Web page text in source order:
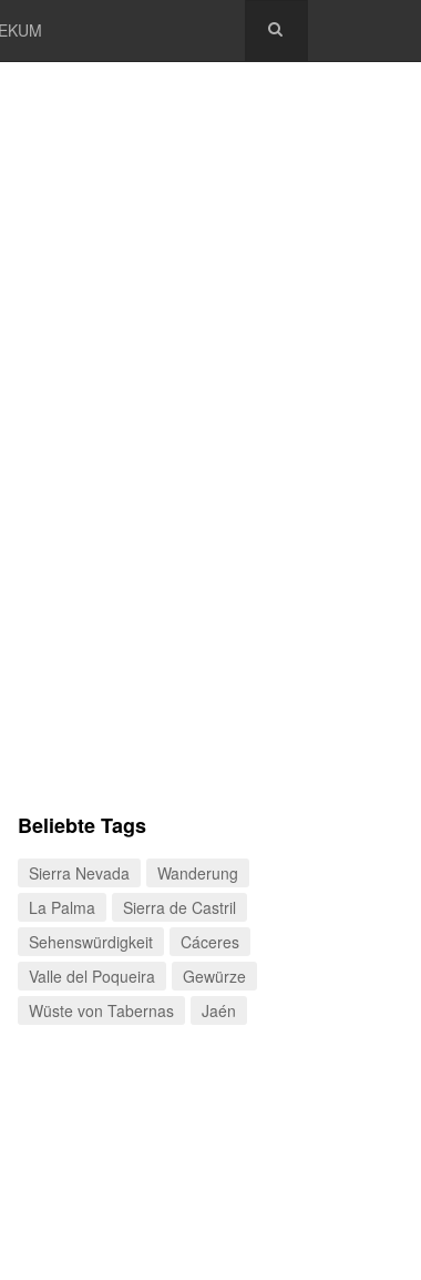
Beliebte Tags
Sierra Nevada
Wanderung
La Palma
Sierra de Castril
Sehenswürdigkeit
Cáceres
Valle del Poqueira
Gewürze
Wüste von Tabernas
Jaén